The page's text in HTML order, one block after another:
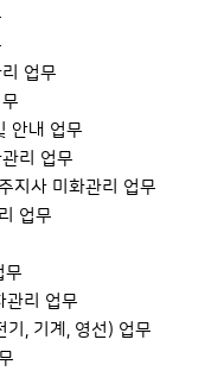
업무
안내 업무
리 업무
지사 미화관리 업무
업무
무
관리 업무
, 기계, 영선) 업무